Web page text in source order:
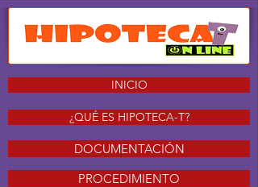
INICIO
¿QUÉ ES HIPOTECA-T?
DOCUMENTACIÓN
PROCEDIMIENTO